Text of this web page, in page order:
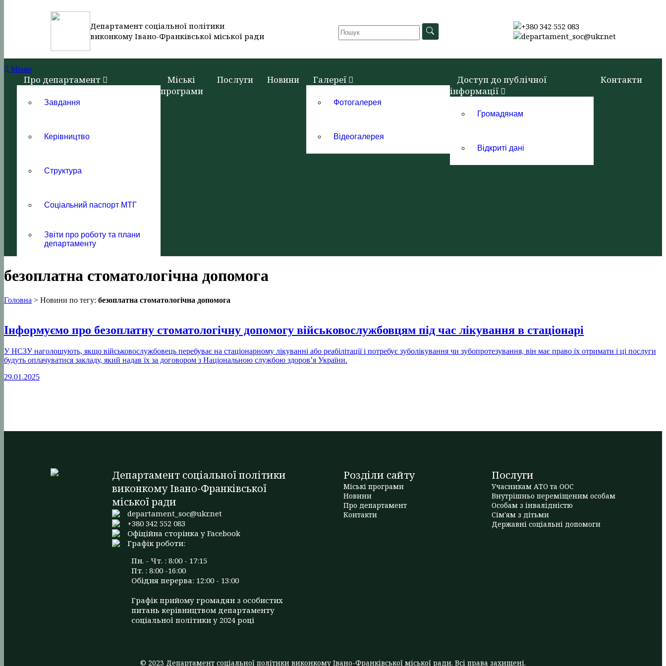
Департамент соціальної політики
виконкому Івано-Франківської міської ради
+380 342 552 083
departament_soc@ukr.net
Меню
Про департамент
Завдання
Керівництво
Структура
Соціальний паспорт МТГ
Звіти про роботу та плани
департаменту
Міські
програми
Послуги Новини Галереї
Фотогалерея
Відеогалерея
Доступ до публічної
інформації
Громадянам
Відкриті дані
Контакти
безоплатна стоматологічна допомога
Головна > Новини по тегу: безоплатна стоматологічна допомога
Інформуємо про безоплатну стоматологічну допомогу військовослужбовцям під час лікування в стаціонарі
У НСЗУ наголошують, якщо військовослужбовець перебуває на стаціонарному лікуванні або реабілітації і потребує зуболікування чи зубопротезування, він має право їх отримати і ці послуги
будуть оплачуватися закладу, який надав їх за договором з Національною службою здоров’я України.
29.01.2025
Департамент соціальної політики
виконкому Івано-Франківської
міської ради
departament_soc@ukr.net
+380 342 552 083
Офіційна сторінка у Facebook
Графік роботи:
Пн. - Чт. : 8:00 - 17:15
Пт. : 8:00 -16:00
Обідня перерва: 12:00 - 13:00
Графік прийому громадян з особистих
питань керівництвом департаменту
соціальної політики у 2024 році
Розділи сайту
Міські програми
Новини
Про департамент
Контакти
Послуги
Учасникам АТО та ООС
Внутрішньо переміщеним особам
Особам з інвалідністю
Сім'ям з дітьми
Державні соціальні допомоги
© 2023 Департамент соціальної політики виконкому Івано-Франківської міської ради. Всі права захищені.